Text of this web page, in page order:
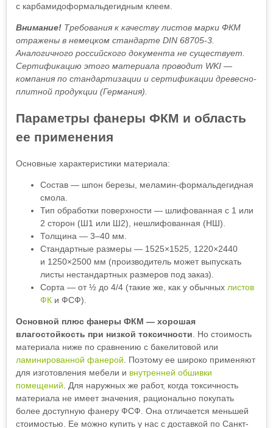
с карбамидоформальдегидным клеем.
Внимание! Требования к качеству листов марки ФКМ
отражены в немецком стандарте DIN 68705-3.
Аналогичного российского документа не существует.
Сертификацию этого материала проводит WKI —
компания по стандартизации и сертификации древесно-
плитной продукции (Германия).
Параметры фанеры ФКМ и область
ее применения
Основные характеристики материала:
Состав — шпон березы, меламин-формальдегидная
смола.
Тип обработки поверхности — шлифованная с 1 или
2 сторон (Ш1 или Ш2), нешлифованная (НШ).
Толщина — 3–40 мм.
Стандартные размеры — 1525×1525, 1220×2440
и 1250×2500 мм (производитель может выпускать
листы нестандартных размеров под заказ).
Сорта — от ½ до 4/4 (такие же, как у обычных листов
ФК и ФСФ).
Основной плюс фанеры ФКМ — хорошая
влагостойкость при низкой токсичности . Но стоимость
материала ниже по сравнению с бакелитовой или
ламинированной фанерой . Поэтому ее широко применяют
для изготовления мебели и внутренней обшивки
помещений . Для наружных же работ, когда токсичность
материала не имеет значения, рационально покупать
более доступную фанеру ФСФ. Она отличается меньшей
стоимостью. Ее можно купить у нас с доставкой по Санкт-